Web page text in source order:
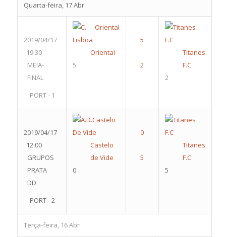
Quarta-feira, 17 Abr
2019/04/17
19:30
MEIA-
FINAL
PORT - 1
Oriental
5
Titanes
F.C
2
2019/04/17
12:00
GRUPOS
PRATA
DD
PORT - 2
Castelo
de Vide
0
Titanes
F.C
5
Terça-feira, 16 Abr